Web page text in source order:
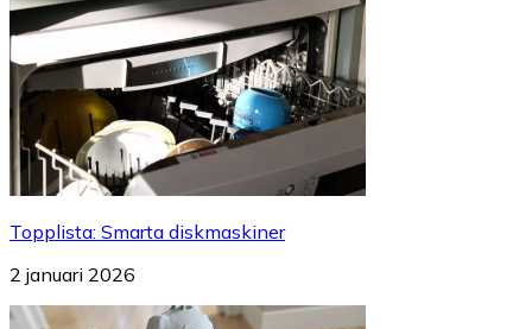
Topplista: Smarta diskmaskiner
2 januari 2026